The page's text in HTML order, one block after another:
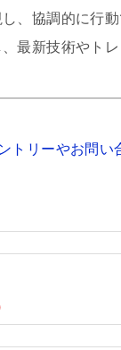
し、協調的に行
、最新技術やト
トリーやお問